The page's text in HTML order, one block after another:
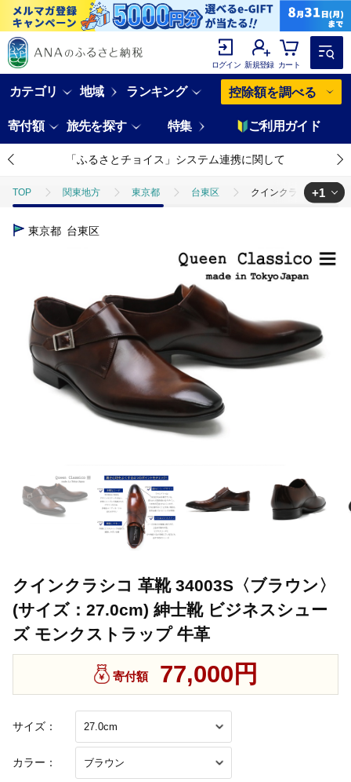
ログイン 新規登録 カート
カテゴリ 地域 ランキング 控除額を調べる
寄付額 旅先を探す 特集 ご利用ガイド
「ふるさとチョイス」システム連携に関して
TOP 関東地方 東京都 台東区 クインクラシコ 革靴
TOP
+1
東京都 台東区
クインクラシコ 革靴 34003S〈ブラウン〉
(サイズ：27.0cm) 紳士靴 ビジネスシュー
ズ モンクストラップ 牛革
サイズ：
カラー：
寄付額 77,000円